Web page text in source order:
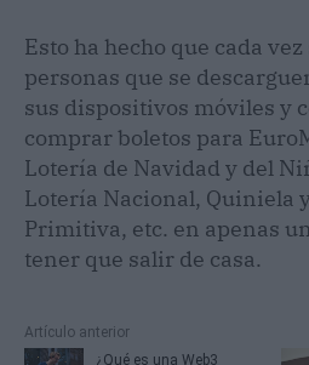
Esto ha hecho que cada
personas que se
sus dispositivos móviles y
comprar boletos para
Lotería de Navidad y del
Lotería Nacional, Quiniela
Primitiva, etc. en apenas
tener que salir de casa.
Artículo anterior
¿Qué es una Web3